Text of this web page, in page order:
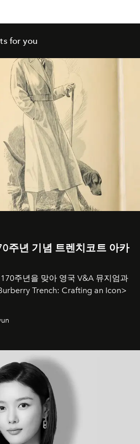
for you
주년 기념 트렌치코트 아카
주년을 맞아 영국 V&A 뮤지엄과
Trench: Crafting an Icon>